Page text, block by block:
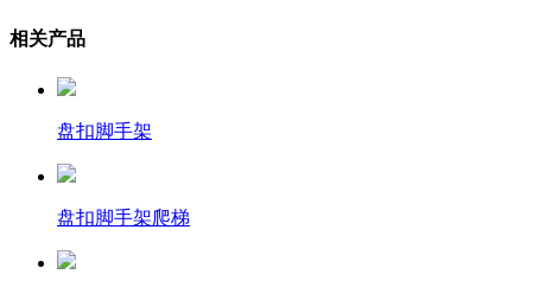
相关产品
盘扣脚手架
盘扣脚手架爬梯